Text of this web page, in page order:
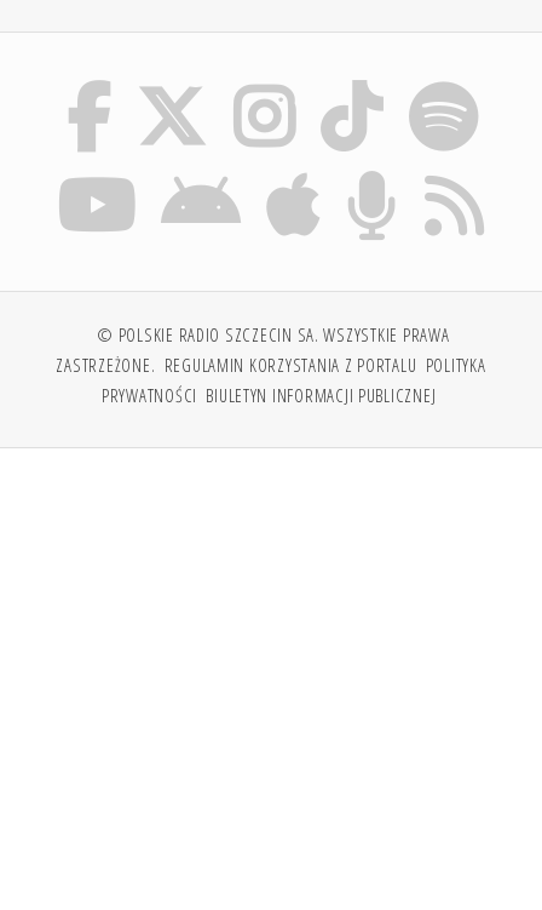
© POLSKIE RADIO SZCZECIN SA. WSZYSTKIE PRAWA
ZASTRZEŻONE. REGULAMIN KORZYSTANIA Z PORTALU POLITYKA
PRYWATNOŚCI BIULETYN INFORMACJI PUBLICZNEJ